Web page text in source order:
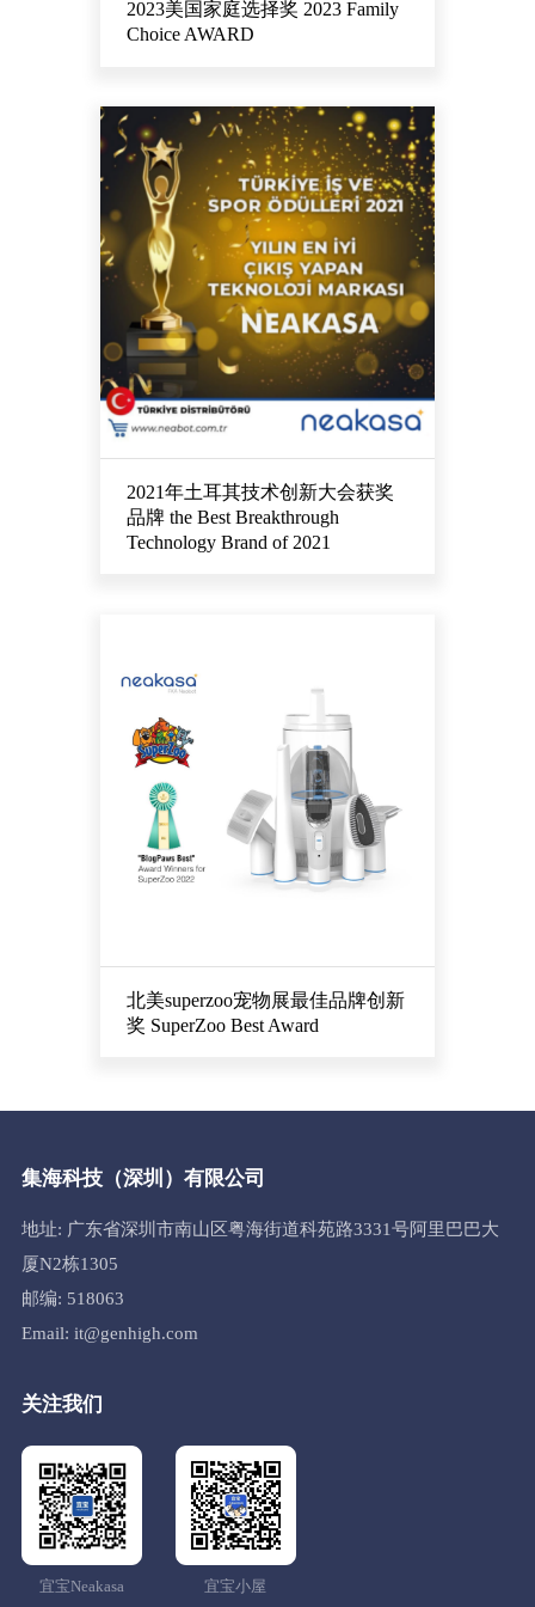
2023美国家庭选择奖 2023 Family
Choice AWARD
2021年土耳其技术创新大会获奖
品牌 the Best Breakthrough
Technology Brand of 2021
北美superzoo宠物展最佳品牌创新
奖 SuperZoo Best Award
集海科技（深圳）有限公司
地址: 广东省深圳市南山区粤海街道科苑路3331号阿里巴巴大
厦N2栋1305
邮编: 518063
Email: it@genhigh.com
关注我们
宜宝Neakasa 宜宝小屋